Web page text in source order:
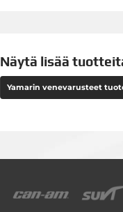
Näytä lisää
Yamarin venevarusteet